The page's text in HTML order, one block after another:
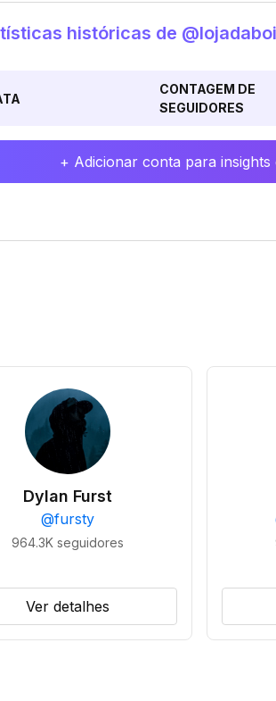
históricas de
CONTAGEM DE
SEGUIDORES
+ Adicionar conta para
Dylan Furst
@fursty
964.3K seguidores
Ver detalhes